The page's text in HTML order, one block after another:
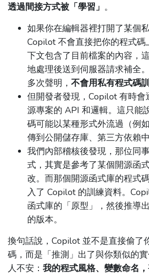
透過間接方式被「學習」 。
如果你在編輯器裡打開了某個
Copilot 不會直接把你的程式碼
下文包含了目前檔案的內容，
地處理後送到伺服器請求補全
多次聲明， 不會用私有程式碼
但開發者發現，Copilot 有時會
源專案的 API 和邏輯。這只能
碼可能以某種形式外流過（例
傳到公開儲存庫、第三方依賴中
我們內部稽核後發現，那位同
式，其實是參考了某個開源函
改。而那個開源函式庫的程式
入了 Copilot 的訓練資料。
函式庫的「原型」，然後推導
的版本。
換句話說，Copilot 並不是直接偷了
碼，而是「推測」出了與你類似的
人不安： 我的程式風格、變數命名